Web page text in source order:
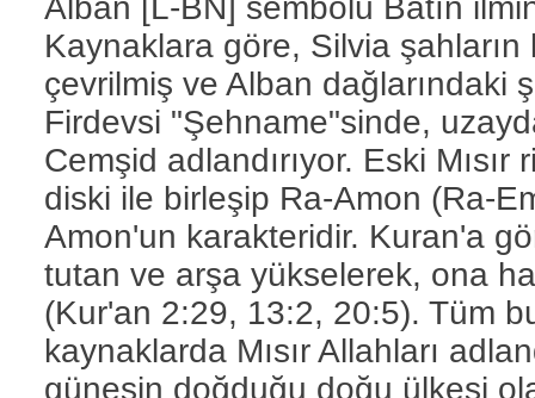
Alban [L-BN] sembolü Bâtın
Kaynaklara göre, Silvia
çevrilmiş ve Alban dağlarındaki
Firdevsi "Şehname"sinde,
Cemşid adlandırıyor. Eski
diski ile birleşip Ra-Amon (Ra-
Amon'un karakteridir. Kuran'a
tutan ve arşa yükselerek, ona
(Kur'an 2:29, 13:2, 20:5). Tüm
kaynaklarda Mısır Allahları
güneşin doğduğu doğu ülkesi